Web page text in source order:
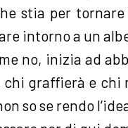
stia per
intorno a un
no, inizia ad
graffierà e chi
so se rendo